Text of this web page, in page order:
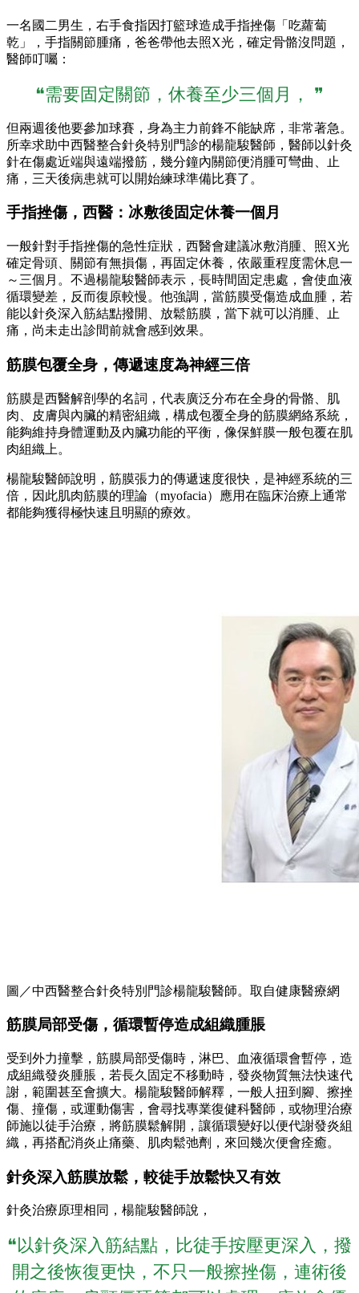
一名國二男生，右手食指因打籃球造成手指挫傷「吃蘿蔔
乾」，手指關節腫痛，爸爸帶他去照X光，確定骨骼沒問題，
醫師叮囑：
❝需要固定關節，休養至少三個月， ❞
但兩週後他要參加球賽，身為主力前鋒不能缺席，非常著急。
所幸求助中西醫整合針灸特別門診的楊龍駿醫師，醫師以針灸
針在傷處近端與遠端撥筋，幾分鐘內關節便消腫可彎曲、止
痛，三天後病患就可以開始練球準備比賽了。
手指挫傷，西醫：冰敷後固定休養一個月
一般針對手指挫傷的急性症狀，西醫會建議冰敷消腫、照X光
確定骨頭、關節有無損傷，再固定休養，依嚴重程度需休息一
～三個月。不過楊龍駿醫師表示，長時間固定患處，會使血液
循環變差，反而復原較慢。他強調，當筋膜受傷造成血腫，若
能以針灸深入筋結點撥開、放鬆筋膜，當下就可以消腫、止
痛，尚未走出診間前就會感到效果。
筋膜包覆全身，傳遞速度為神經三倍
筋膜是西醫解剖學的名詞，代表廣泛分布在全身的骨骼、肌
肉、皮膚與內臟的精密組織，構成包覆全身的筋膜網絡系統，
能夠維持身體運動及內臟功能的平衡，像保鮮膜一般包覆在肌
肉組織上。
楊龍駿醫師說明，筋膜張力的傳遞速度很快，是神經系統的三
倍，因此肌肉筋膜的理論（myofacia）應用在臨床治療上通常
都能夠獲得極快速且明顯的療效。
圖／中西醫整合針灸特別門診楊龍駿醫師。取自健康醫療網
筋膜局部受傷，循環暫停造成組織腫脹
受到外力撞擊，筋膜局部受傷時，淋巴、血液循環會暫停，造
成組織發炎腫脹，若長久固定不移動時，發炎物質無法快速代
謝，範圍甚至會擴大。楊龍駿醫師解釋，一般人扭到腳、擦挫
傷、撞傷，或運動傷害，會尋找專業復健科醫師，或物理治療
師施以徒手治療，將筋膜鬆解開，讓循環變好以便代謝發炎組
織，再搭配消炎止痛藥、肌肉鬆弛劑，來回幾次便會痊癒。
針灸深入筋膜放鬆，較徒手放鬆快又有效
針灸治療原理相同，楊龍駿醫師說，
❝以針灸深入筋結點，比徒手按壓更深入，撥
開之後恢復更快，不只一般擦挫傷，連術後